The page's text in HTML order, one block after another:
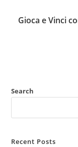
Gioca e Vinci
Search
Recent Posts